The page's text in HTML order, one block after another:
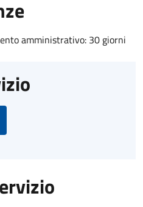
amministrativo: 30 giorni